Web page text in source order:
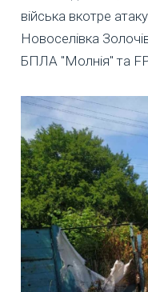
війська вкотре
Новоселівка
БПЛА "Молнія" та